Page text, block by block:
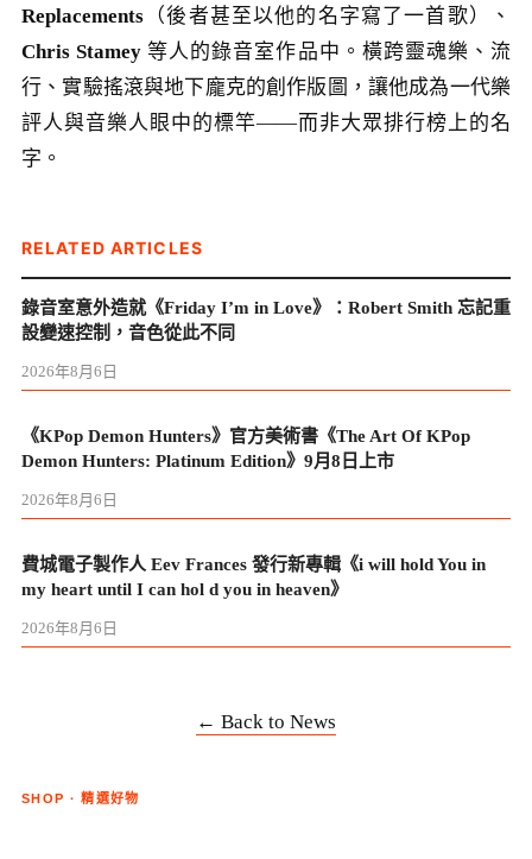
Replacements （後者甚至以他的名字寫了一首歌）、
Chris Stamey 等人的錄音室作品中。橫跨靈魂樂、流
行、實驗搖滾與地下龐克的創作版圖，讓他成為一代樂
評人與音樂人眼中的標竿——而非大眾排行榜上的名
字。
RELATED ARTICLES
錄音室意外造就《Friday I’m in Love》：Robert Smith 忘記重
設變速控制，音色從此不同
2026年8月6日
《KPop Demon Hunters》官方美術書《The Art Of KPop
Demon Hunters: Platinum Edition》9月8日上市
2026年8月6日
費城電子製作人 Eev Frances 發行新專輯《i will hold You in
my heart until I can hol d you in heaven》
2026年8月6日
← Back to News
SHOP · 精選好物